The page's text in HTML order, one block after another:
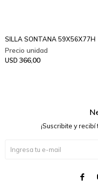
SILLA SONTANA 59X56X77H
USD 366,00
¡Suscribite y
